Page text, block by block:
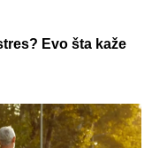
Evo šta kaže